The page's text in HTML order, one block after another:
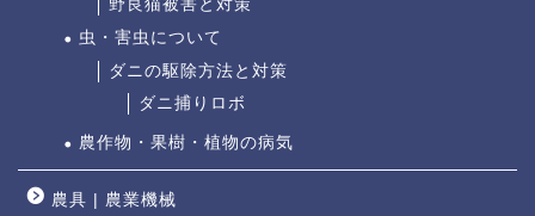
野良猫被害と対策
虫・害虫について
ダニの駆除方法と対策
ダニ捕りロボ
農作物・果樹・植物の病気
農具 | 農業機械